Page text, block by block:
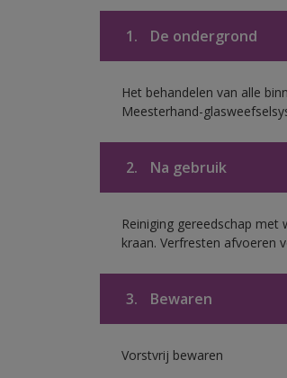
1. De ondergrond
Het behandelen van alle
Meesterhand-
2. Na gebruik
Reiniging gereedschap
kraan. Verfresten afvoeren
3. Bewaren
Vorstvrij bewaren